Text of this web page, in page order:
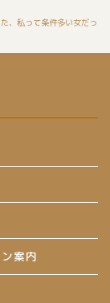
、私って条件多い女だっ
案内